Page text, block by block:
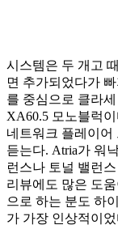
시스템은 두 개고
면 추가되었다가
를 중심으로 클라
XA60.5 모노블럭이
네트워크 플레이어
듣는다. Atria가 워
런스나 토널 밸런
리뷰에도 많은 도
으로 하는 분도 하
가 가장 인상적이